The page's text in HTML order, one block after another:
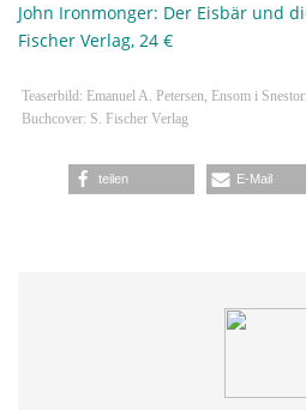
John Ironmonger: Der Eisbär und
Fischer Verlag, 24 €
Teaserbild: Emanuel A. Petersen, Ensom i
Buchcover: S. Fischer Verlag
teilen E-Mail